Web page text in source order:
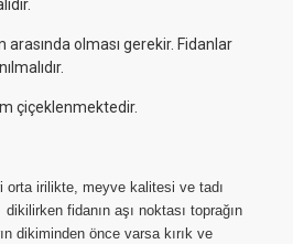
olması gerekir. Fidanlar
çiçeklenmektedir.
orta irilikte, meyve kalitesi ve tadı
fidanın aşı noktası toprağın
dikiminden önce varsa kırık ve